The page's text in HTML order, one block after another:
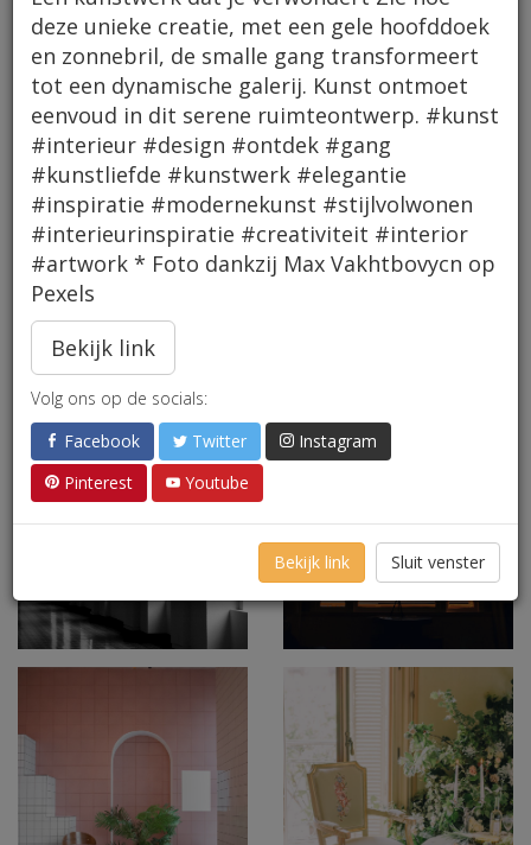
deze unieke creatie, met een gele hoofddoek
en zonnebril, de smalle gang transformeert
tot een dynamische galerij. Kunst ontmoet
eenvoud in dit serene ruimteontwerp. #kunst
#interieur #design #ontdek #gang
#kunstliefde #kunstwerk #elegantie
#inspiratie #modernekunst #stijlvolwonen
#interieurinspiratie #creativiteit #interior
#artwork * Foto dankzij Max Vakhtbovycn op
Pexels
Bekijk link
Volg ons op de socials:
Facebook
Twitter
Instagram
Pinterest
Youtube
Bekijk link Sluit venster